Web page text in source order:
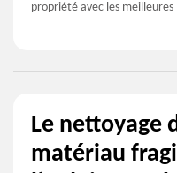
propriété avec les meilleures
Le nettoyage
matériau